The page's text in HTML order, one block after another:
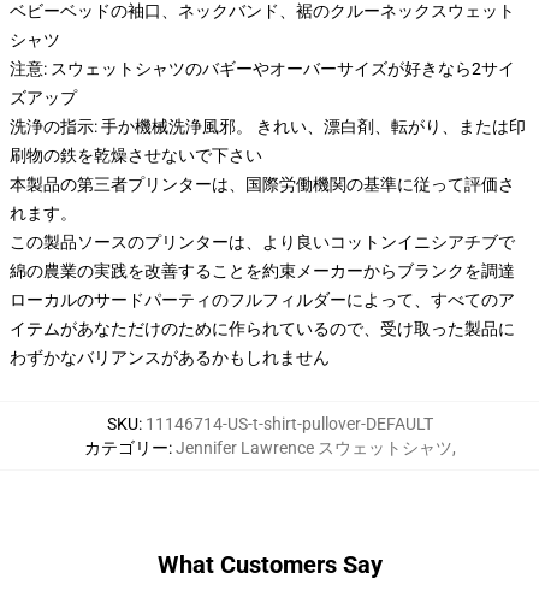
ベビーベッドの袖口、ネックバンド、裾のクルーネックスウェット
シャツ
注意: スウェットシャツのバギーやオーバーサイズが好きなら2サイ
ズアップ
洗浄の指示: 手か機械洗浄風邪。 きれい、漂白剤、転がり、または印
刷物の鉄を乾燥させないで下さい
本製品の第三者プリンターは、国際労働機関の基準に従って評価さ
れます。
この製品ソースのプリンターは、より良いコットンイニシアチブで
綿の農業の実践を改善することを約束メーカーからブランクを調達
ローカルのサードパーティのフルフィルダーによって、すべてのア
イテムがあなただけのために作られているので、受け取った製品に
わずかなバリアンスがあるかもしれません
SKU: 11146714-US-t-shirt-pullover-DEFAULT
カテゴリー:Jennifer Lawrence スウェットシャツ,
What Customers Say